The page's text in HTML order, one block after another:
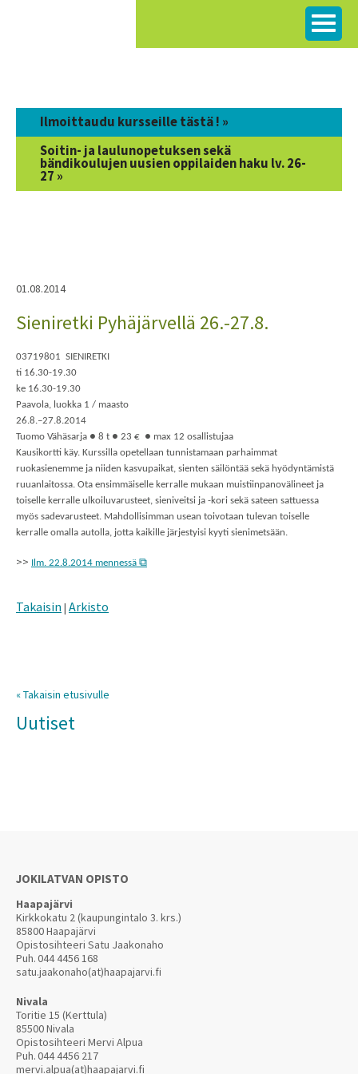
Ilmoittaudu kursseille tästä ! »
Soitin- ja laulunopetuksen sekä
bändikoulujen uusien oppilaiden haku lv. 26-
27 »
01.08.2014
Sieniretki Pyhäjärvellä 26.-27.8.
03719801 SIENIRETKI
ti 16.30-19.30
ke 16.30-19.30
Paavola, luokka 1 / maasto
26.8.–27.8.2014
Tuomo Vähäsarja ● 8 t ● 23 € ● max 12 osallistujaa
Kausikortti käy. Kurssilla opetellaan tunnistamaan parhaimmat
ruokasienemme ja niiden kasvupaikat, sienten säilöntää sekä hyödyntämistä
ruuanlaitossa. Ota ensimmäiselle kerralle mukaan muistiinpanovälineet ja
toiselle kerralle ulkoiluvarusteet, sieniveitsi ja -kori sekä sateen sattuessa
myös sadevarusteet. Mahdollisimman usean toivotaan tulevan toiselle
kerralle omalla autolla, jotta kaikille järjestyisi kyyti sienimetsään.
>> Ilm. 22.8.2014 mennessä
Takaisin | Arkisto
« Takaisin etusivulle
Uutiset
JOKILATVAN OPISTO
Haapajärvi
Kirkkokatu 2 (kaupungintalo 3. krs.)
85800 Haapajärvi
Opistosihteeri Satu Jaakonaho
Puh.044 4456 168
satu.jaakonaho(at)haapajarvi.fi
Nivala
Toritie 15 (Kerttula)
85500 Nivala
Opistosihteeri Mervi Alpua
Puh.044 4456 217
mervi.alpua(at)haapajarvi.fi